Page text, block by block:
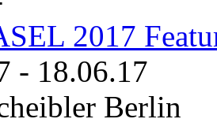
2017
- 18.06.17
Berlin